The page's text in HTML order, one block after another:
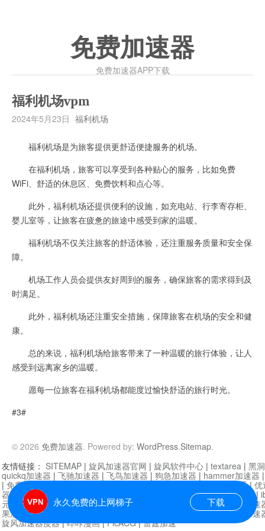
免费加速器
免费加速器APP下载
福利机场vpm
2024年5月23日 福利机场
福利机场是为旅客提供更舒适便捷服务的机场。
在福利机场，旅客可以享受到各种贴心的服务，比如免费
WiFi、舒适的休息区、免费饮料和点心等。
此外，福利机场还提供便利的设施，如充电站、行李寄存柜、
婴儿室等，让旅客在疲惫的旅途中感受到家的温暖。
福利机场不仅关注旅客的舒适体验，还注重服务质量和安全保
障。
机场工作人员会提供友好周到的服务，确保旅客的需求得到及
时满足。
此外，福利机场还注重安全措施，保障旅客在机场的安全和健
康。
总的来说，福利机场给旅客带来了一种温暖的旅行体验，让人
感受到远离家乡的温暖。
愿每一位旅客在福利机场都能度过愉快舒适的旅行时光。
#3#
© 2026 免费加速器. Powered by: WordPress.Sitemap.
永久免费的上网梯子 下载
友情链接： SITEMAP | 旋风加速器官网 | 旋风软件中心 | textarea | 黑
quickq加速器 | 飞驰加速器 | 飞鸟加速器 | 狗急加速器 | hammer加速器
| 免费vqn加速外网 迷雾通|优
器| 快柠檬加速器 快橙加速器|anycast加速器 |
元机场加速器 |一元机场|老王加速器 | 白石山|
小牛加速
果加速器|黑洞加速 海鸥加速器|芒果加速
旋风加速器度器|哔咔漫画|PicACG|雷霆加速